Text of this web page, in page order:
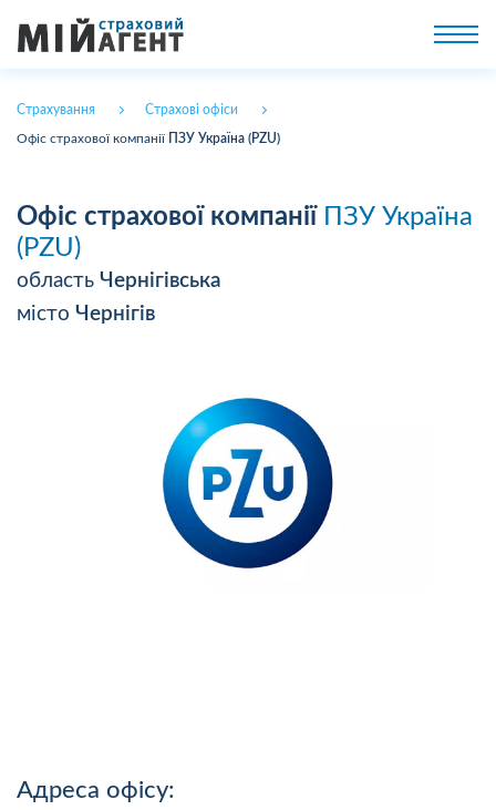
Страхування Страхові офіси
Офіс страхової компанії ПЗУ Україна (PZU)
Офіс страхової компанії ПЗУ Україна
(PZU)
область Чернігівська
місто Чернігів
Адреса офісу: